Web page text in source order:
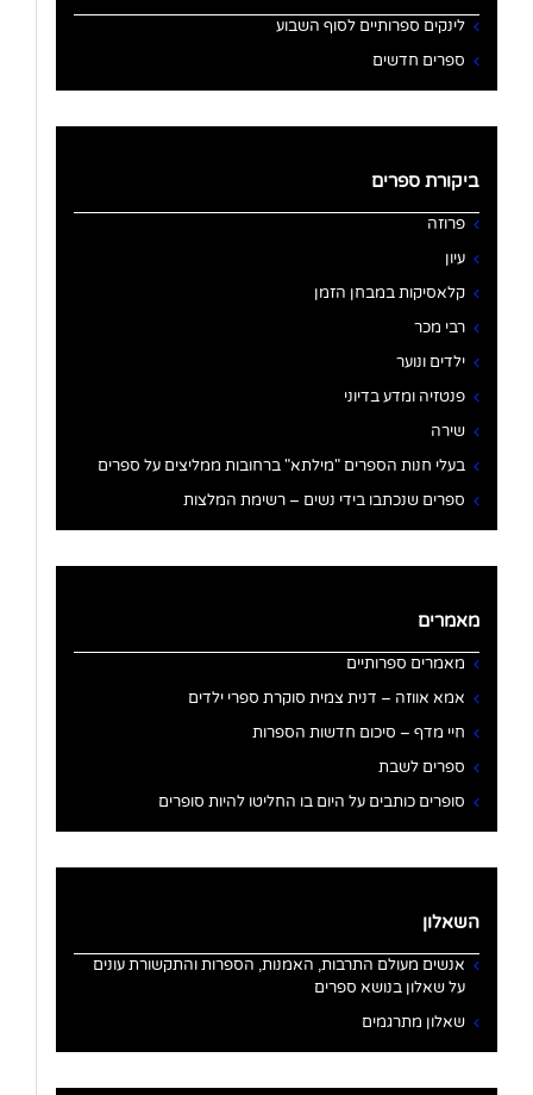
לינקים ספרותיים לסוף השבוע
ספרים חדשים
ביקורת ספרים
פרוזה
עיון
קלאסיקות במבחן הזמן
רבי מכר
ילדים ונוער
פנטזיה ומדע בדיוני
שירה
בעלי חנות הספרים "מילתא" ברחובות ממליצים על ספרים
ספרים שנכתבו בידי נשים – רשימת המלצות
מאמרים
מאמרים ספרותיים
אמא אווזה – דנית צמית סוקרת ספרי ילדים
חיי מדף – סיכום חדשות הספרות
ספרים לשבת
סופרים כותבים על היום בו החליטו להיות סופרים
השאלון
אנשים מעולם התרבות, האמנות, הספרות והתקשורת עונים
על שאלון בנושא ספרים
שאלון מתרגמים